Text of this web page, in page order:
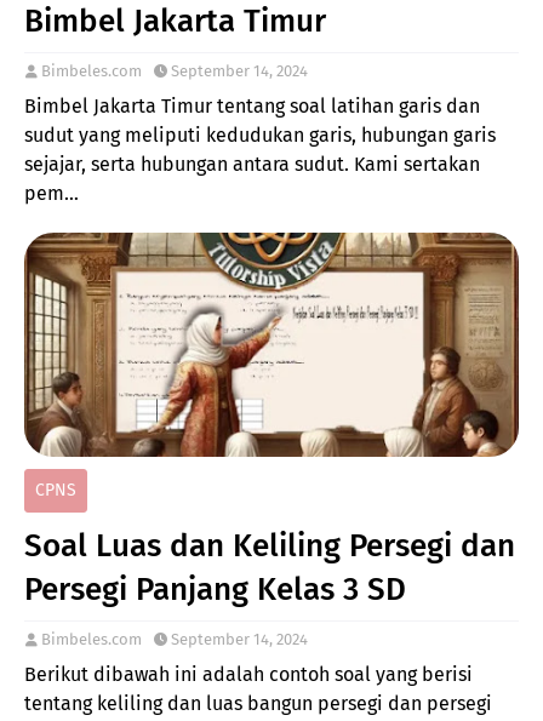
Bimbel Jakarta Timur
Bimbeles.com September 14, 2024
Bimbel Jakarta Timur tentang soal latihan garis dan
sudut yang meliputi kedudukan garis, hubungan garis
sejajar, serta hubungan antara sudut. Kami sertakan
pem…
CPNS
Soal Luas dan Keliling Persegi dan
Persegi Panjang Kelas 3 SD
Bimbeles.com September 14, 2024
Berikut dibawah ini adalah contoh soal yang berisi
tentang keliling dan luas bangun persegi dan persegi